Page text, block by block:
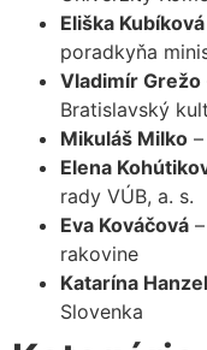
Eliška Kubíková
poradkyňa
Vladimír Grežo
Bratislavský
Mikuláš Milko
Elena
rady VÚB, a. s.
Eva Kováčová
rakovine
Katarína
Slovenka